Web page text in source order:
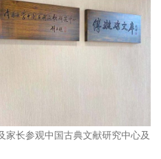
家长参观中国古典文献研究中心及